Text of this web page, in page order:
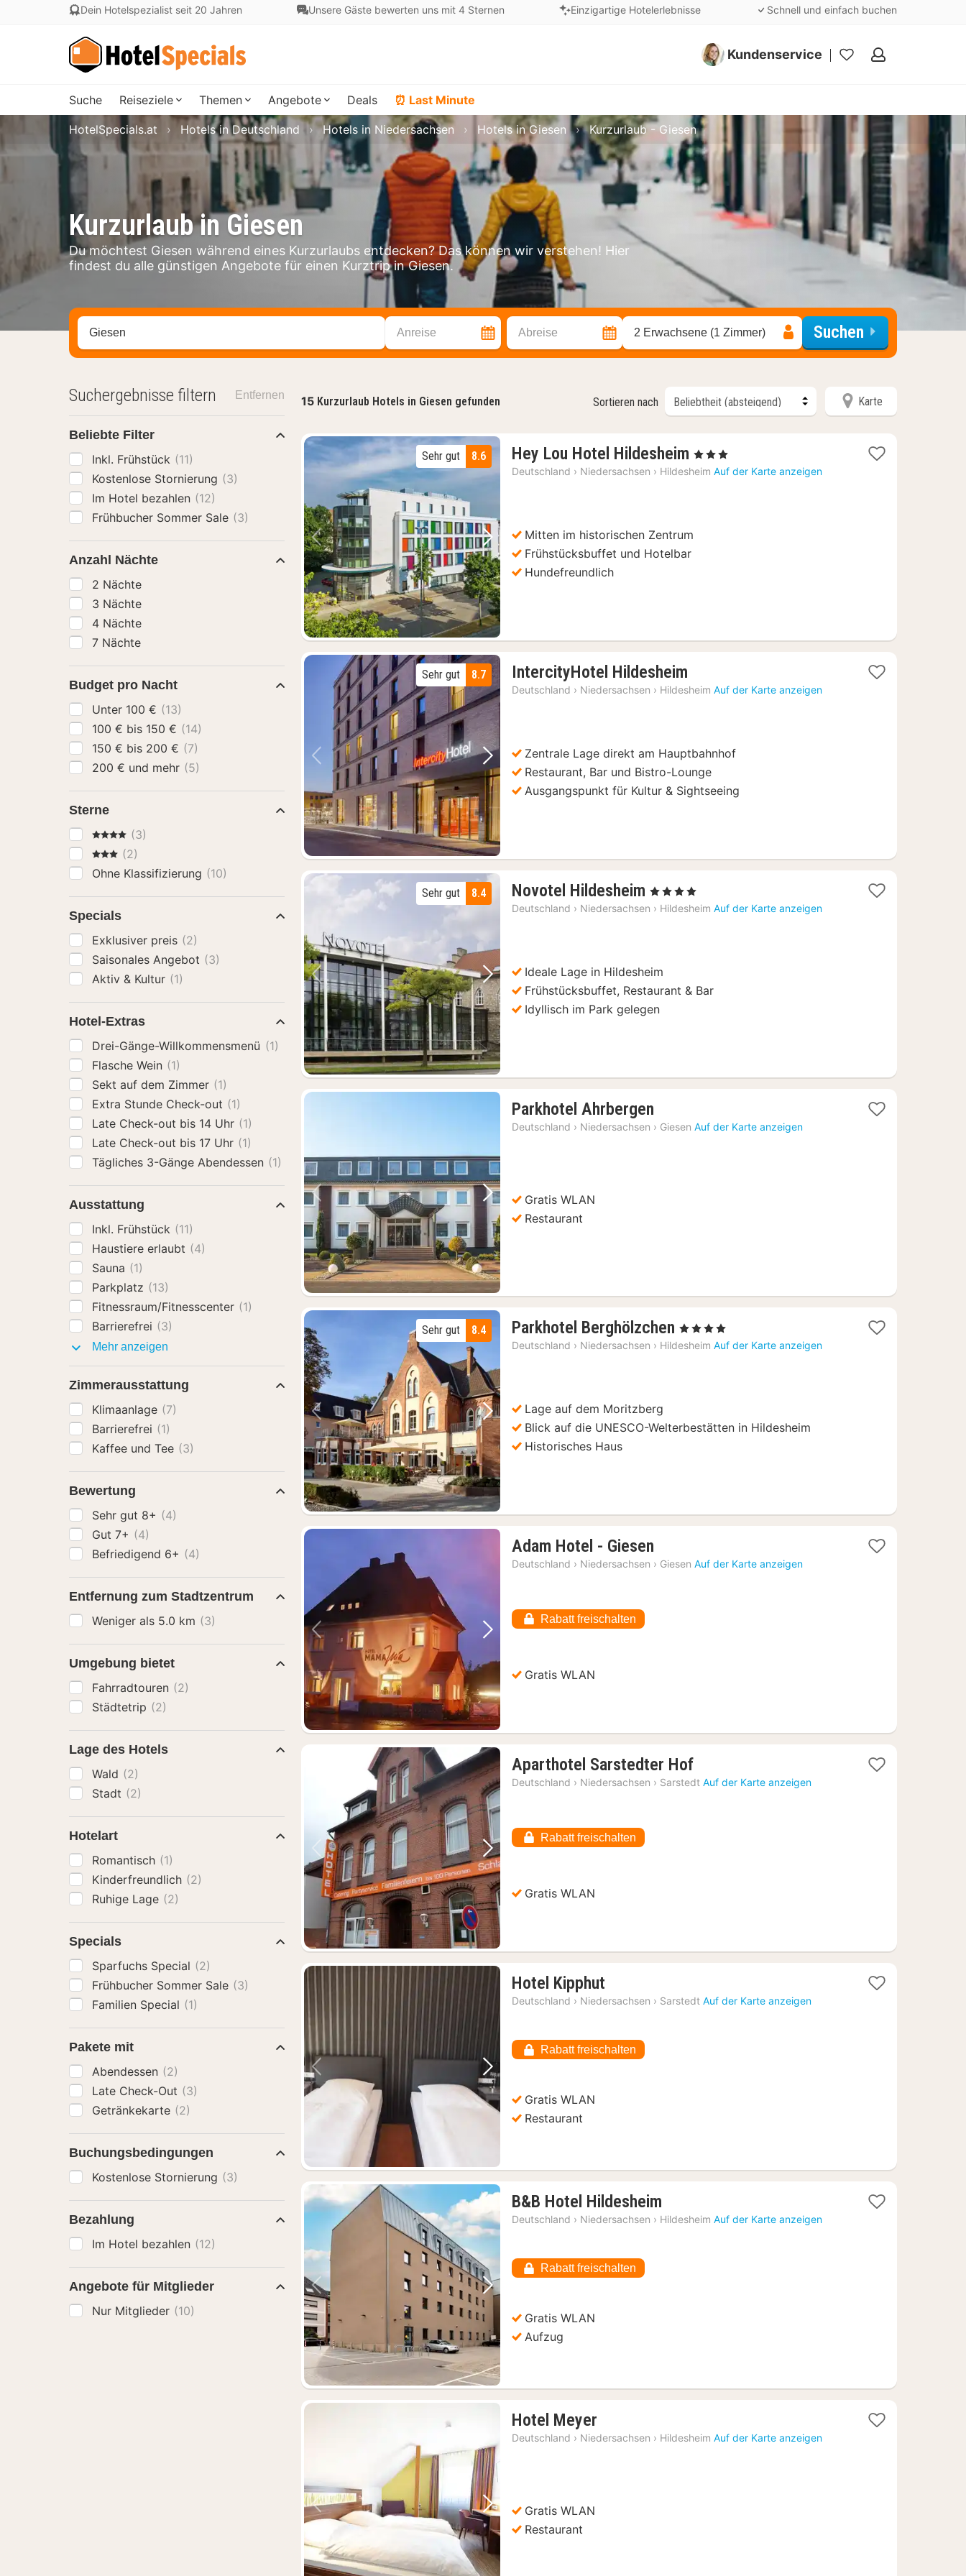
Dein Hotelspezialist seit 20 Jahren Unsere Gäste bewerten uns mit 4 Sternen Einzigartige Hotelerlebnisse Schnell und einfach buchen
Kundenservice
Meine
Suche Reiseziele Themen Angebote Deals ⏰ Last Minute
Kurzurlaub in Giesen
Du möchtest Giesen während eines Kurzurlaubs entdecken? Das können wir verstehen! Hier
findest du alle günstigen Angebote für einen Kurztrip in Giesen.
HotelSpecials.at Hotels in Deutschland Hotels in Niedersachsen Hotels in Giesen Kurzurlaub - Giesen
Stadt, Region oder Hotel suchen Anreise Abreise 2 Erwachsene (1 Zimmer) Suchen
15 Kurzurlaub Hotels in Giesen gefunden Sortieren nach Karte
Vorheriges Bild Nächstes Bild
8.6
Sehr gut Hey Lou Hotel Hildesheim 2
Nächte
, 3 Sterne
Deutschland › Niedersachsen › Hildesheim Auf der Karte anzeigen
Mitten im historischen Zentrum
Frühstücksbuffet und Hotelbar
Hundefreundlich
Vorheriges Bild Nächstes Bild
8.7
Sehr gut IntercityHotel Hildesheim
Nächte
Deutschland › Niedersachsen › Hildesheim Auf der Karte anzeigen
Zentrale Lage direkt am Hauptbahnhof
Restaurant, Bar und Bistro-Lounge
Ausgangspunkt für Kultur & Sightseeing
Vorheriges Bild Nächstes Bild
8.4
Sehr gut Novotel Hildesheim 2
Nächte
, 4 Sterne
Deutschland › Niedersachsen › Hildesheim Auf der Karte anzeigen
Ideale Lage in Hildesheim
Frühstücksbuffet, Restaurant & Bar
Idyllisch im Park gelegen
Vorheriges Bild Nächstes Bild
Parkhotel Ahrbergen
Nacht
Deutschland › Niedersachsen › Giesen Auf der Karte anzeigen
Gratis WLAN
Restaurant
Vorheriges Bild Nächstes Bild
8.4
Sehr gut Parkhotel Berghölzchen 1
Nacht
, 4 Sterne
Deutschland › Niedersachsen › Hildesheim Auf der Karte anzeigen
Lage auf dem Moritzberg
Blick auf die UNESCO-Welterbestätten in Hildesheim
Historisches Haus
Vorheriges Bild Nächstes Bild
Adam Hotel - Giesen
Nacht
Deutschland › Niedersachsen › Giesen Auf der Karte anzeigen
Rabatt freischalten
Gratis WLAN
Vorheriges Bild Nächstes Bild
Aparthotel Sarstedter Hof1
Nacht
Deutschland › Niedersachsen › Sarstedt Auf der Karte anzeigen
Rabatt freischalten
Gratis WLAN
Vorheriges Bild Nächstes Bild
Hotel Kipphut
Nacht
€
Deutschland › Niedersachsen › Sarstedt Auf der Karte anzeigen
Rabatt freischalten
Gratis WLAN
Restaurant
Vorheriges Bild Nächstes Bild
B&B Hotel Hildesheim
Nacht
Deutschland › Niedersachsen › Hildesheim Auf der Karte anzeigen
Rabatt freischalten
Gratis WLAN
Aufzug
Vorheriges Bild Nächstes Bild
Hotel Meyer
Nacht
Deutschland › Niedersachsen › Hildesheim Auf der Karte anzeigen
Gratis WLAN
Restaurant
Suchergebnisse filtern Entfernen
Beliebte Filter
Inkl. Frühstück (11)
Kostenlose Stornierung (3)
Im Hotel bezahlen (12)
Frühbucher Sommer Sale (3)
Anzahl Nächte
2 Nächte
3 Nächte
4 Nächte
7 Nächte
Budget pro Nacht
Unter 100 € (13)
100 € bis 150 € (14)
150 € bis 200 € (7)
200 € und mehr (5)
Sterne
4 Sterne(3)
3 Sterne
(2)
Ohne Klassifizierung (10)
Specials
Exklusiver preis (2)
Saisonales Angebot (3)
Aktiv & Kultur (1)
Hotel-Extras
Drei-Gänge-Willkommensmenü (1)
Flasche Wein (1)
Sekt auf dem Zimmer (1)
Extra Stunde Check-out (1)
Late Check-out bis 14 Uhr (1)
Late Check-out bis 17 Uhr (1)
Tägliches 3-Gänge Abendessen (1)
Ausstattung
Inkl. Frühstück (11)
Haustiere erlaubt (4)
Sauna (1)
Parkplatz (13)
Fitnessraum/Fitnesscenter (1)
Barrierefrei (3)
Mehr anzeigen
Zimmerausstattung
Klimaanlage (7)
Barrierefrei (1)
Kaffee und Tee (3)
Bewertung
Sehr gut 8+ (4)
Gut 7+ (4)
Befriedigend 6+ (4)
Entfernung zum Stadtzentrum
Weniger als 5.0 km (3)
Umgebung bietet
Fahrradtouren (2)
Städtetrip (2)
Lage des Hotels
Wald (2)
Stadt (2)
Hotelart
Romantisch (1)
Kinderfreundlich (2)
Ruhige Lage (2)
Specials
Sparfuchs Special (2)
Frühbucher Sommer Sale (3)
Familien Special (1)
Pakete mit
Abendessen (2)
Late Check-Out (3)
Getränkekarte (2)
Buchungsbedingungen
Kostenlose Stornierung (3)
Bezahlung
Im Hotel bezahlen (12)
Angebote für Mitglieder
Nur Mitglieder (10)